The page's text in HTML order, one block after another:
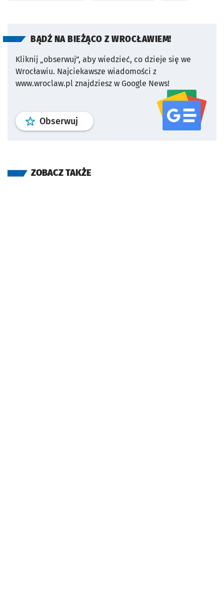
BĄDŹ NA BIEŻĄCO Z WROCŁAWIEM!
Kliknij „obserwuj”, aby wiedzieć, co dzieje się we
Wrocławiu. Najciekawsze wiadomości z
www.wroclaw.pl znajdziesz w Google News!
Obserwuj profil serwisu
ZOBACZ TAKŻE